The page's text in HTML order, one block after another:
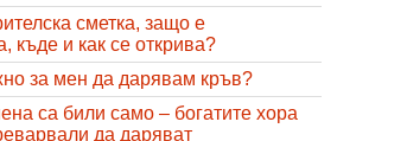
сметка, защо е
къде и как се открива?
за мен да дарявам кръв?
са били само – богатите хора
да даряват